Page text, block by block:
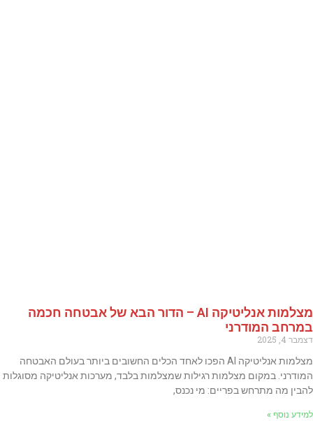
מצלמות אנליטיקה AI – הדור הבא של אבטחה חכמה
במרחב המודרני
דצמבר 4, 2025
מצלמות אנליטיקה AI הפכו לאחד הכלים החשובים ביותר בעולם האבטחה
המודרני. במקום מצלמות רגילות שמצלמות בלבד, מערכות אנליטיקה מסוגלות
להבין מה מתרחש בפריים: מי נכנס,
למידע נוסף »